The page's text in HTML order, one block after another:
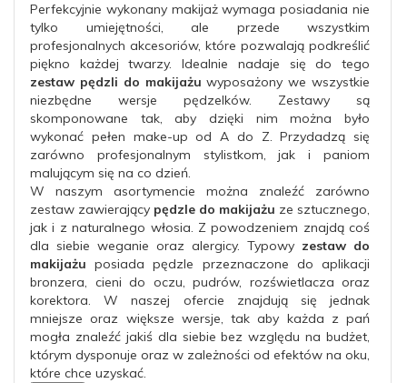
Perfekcyjnie wykonany makijaż wymaga posiadania nie
tylko umiejętności, ale przede wszystkim
profesjonalnych akcesoriów, które pozwalają podkreślić
piękno każdej twarzy. Idealnie nadaje się do tego
zestaw pędzli do makijażu wyposażony we wszystkie
niezbędne wersje pędzelków. Zestawy są
skomponowane tak, aby dzięki nim można było
wykonać pełen make-up od A do Z. Przydadzą się
zarówno profesjonalnym stylistkom, jak i paniom
malującym się na co dzień.
W naszym asortymencie można znaleźć zarówno
zestaw zawierający pędzle do makijażu ze sztucznego,
jak i z naturalnego włosia. Z powodzeniem znajdą coś
dla siebie weganie oraz alergicy. Typowy zestaw do
makijażu posiada pędzle przeznaczone do aplikacji
bronzera, cieni do oczu, pudrów, rozświetlacza oraz
korektora. W naszej ofercie znajdują się jednak
mniejsze oraz większe wersje, tak aby każda z pań
mogła znaleźć jakiś dla siebie bez względu na budżet,
którym dysponuje oraz w zależności od efektów na oku,
które chce uzyskać.